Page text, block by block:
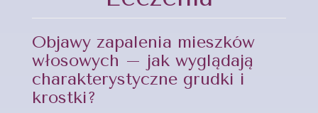
Objawy zapalenia mieszków
włosowych – jak wyglądają
charakterystyczne grudki i
krostki?